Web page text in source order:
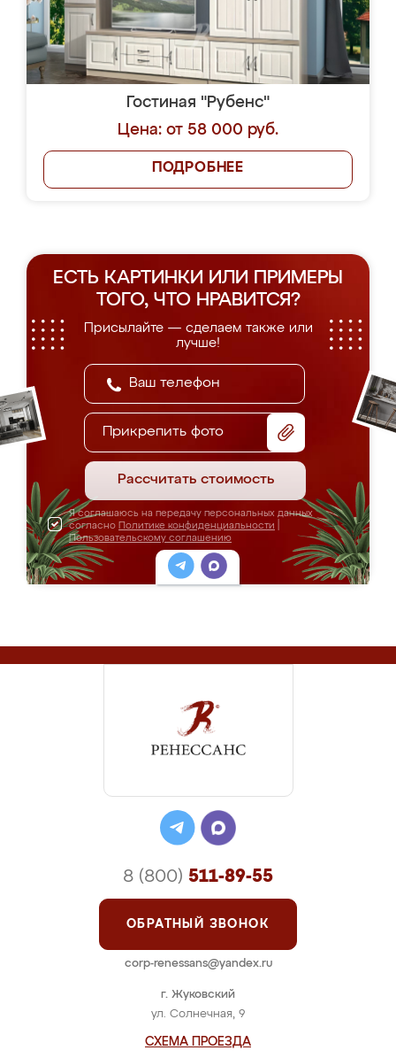
Гостиная "Рубенс"
Цена: от 58 000 руб.
ПОДРОБНЕЕ
ЕСТЬ КАРТИНКИ ИЛИ ПРИМЕРЫ
ТОГО, ЧТО НРАВИТСЯ?
Присылайте — сделаем также или
лучше!
Прикрепить фото
Рассчитать стоимость
Я соглашаюсь на передачу персональных данных
согласно Политике конфиденциальности
Пользовательскому соглашению
г. Жуковский
ул. Солнечная, 9
СХЕМА ПРОЕЗДА
8 (800) 511-89-55
ОБРАТНЫЙ ЗВОНОК
corp-renessans@yandex.ru